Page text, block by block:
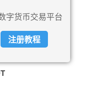
字货币交易平台
注册教程